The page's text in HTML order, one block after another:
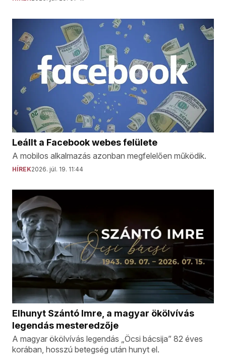
Leállt a Facebook webes felülete
A mobilos alkalmazás azonban megfelelően működik.
HÍREK2026. júl. 19. 11:44
Elhunyt Szántó Imre, a magyar ökölvívás
legendás mesteredzője
A magyar ökölvívás legendás „Öcsi bácsija” 82 éves
korában, hosszú betegség után hunyt el.